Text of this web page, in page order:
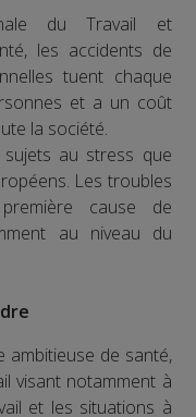
du Travail et
les accidents de
tuent chaque
et a un coût
la société.
au stress que
Les troubles
cause de
au niveau du
ambitieuse de santé,
visant notamment à
et les situations à